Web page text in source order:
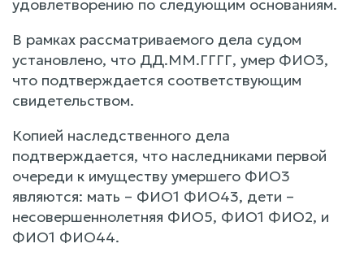
удовлетворению по следующим основаниям.
В рамках рассматриваемого дела судом
установлено, что ДД.ММ.ГГГГ, умер ФИО3,
что подтверждается соответствующим
свидетельством.
Копией наследственного дела
подтверждается, что наследниками первой
очереди к имуществу умершего ФИО3
являются: мать – ФИО1 ФИО43, дети –
несовершеннолетняя ФИО5, ФИО1 ФИО2, и
ФИО1 ФИО44.